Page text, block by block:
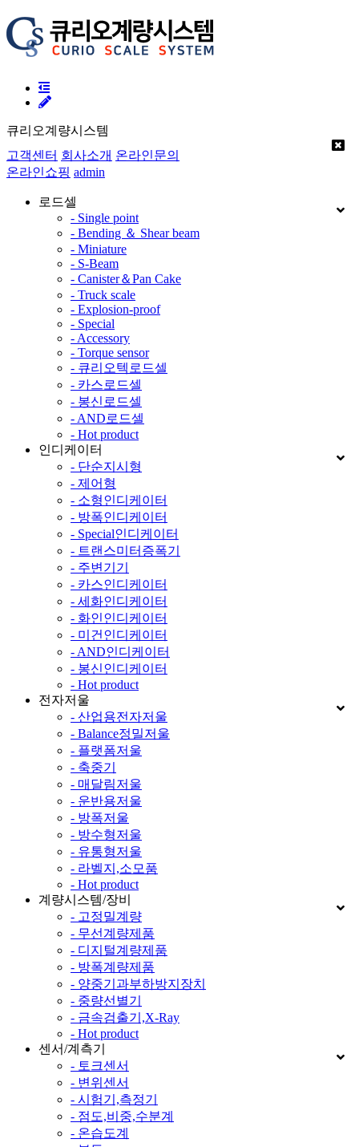
큐리오계량시스템
고객센터 회사소개 온라인문의
온라인쇼핑 admin
로드셀
- Single point
- Bending ＆ Shear beam
- Miniature
- S-Beam
- Canister＆Pan Cake
- Truck scale
- Explosion-proof
- Special
- Accessory
- Torque sensor
- 큐리오텍로드셀
- 카스로드셀
- 봉신로드셀
- AND로드셀
- Hot product
인디케이터
- 단순지시형
- 제어형
- 소형인디케이터
- 방폭인디케이터
- Special인디케이터
- 트랜스미터증폭기
- 주변기기
- 카스인디케이터
- 세화인디케이터
- 화인인디케이터
- 미건인디케이터
- AND인디케이터
- 봉신인디케이터
- Hot product
전자저울
- 산업용전자저울
- Balance정밀저울
- 플랫폼저울
- 축중기
- 매달림저울
- 운반용저울
- 방폭저울
- 방수형저울
- 유통형저울
- 라벨지,소모품
- Hot product
계량시스템/장비
- 고정밀계량
- 무선계량제품
- 디지털계량제품
- 방폭계량제품
- 양중기과부하방지장치
- 중량선별기
- 금속검출기,X-Ray
- Hot product
센서/계측기
- 토크센서
- 변위센서
- 시험기,측정기
- 점도,비중,수분계
- 온습도계